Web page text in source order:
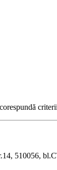
510056,